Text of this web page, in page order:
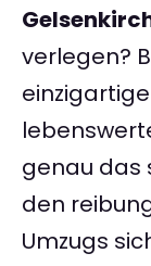
verlegen?
genau das
den
Umzugs